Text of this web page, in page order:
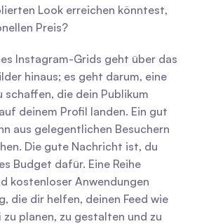
Look erreichen könntest,
Preis?
Instagram-Grids geht über das
hinaus; es geht darum, eine
die dein Publikum
deinem Profil landen. Ein gut
aus gelegentlichen Besuchern
Die gute Nachricht ist, du
Budget dafür. Eine Reihe
kostenloser Anwendungen
die dir helfen, deinen Feed wie
planen, zu gestalten und zu